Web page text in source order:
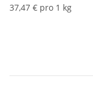
37,47 € pro 1 kg